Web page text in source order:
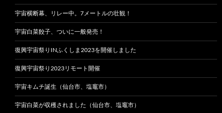
宇宙横断幕、リレー中。7メートルの壮観！
宇宙白菜餃子、ついに一般発売！
復興宇宙祭りINふくしま2023を開催しました
復興宇宙祭り2023リモート開催
宇宙キムチ誕生（仙台市、塩竈市）
宇宙白菜が収穫されました（仙台市、塩竈市）